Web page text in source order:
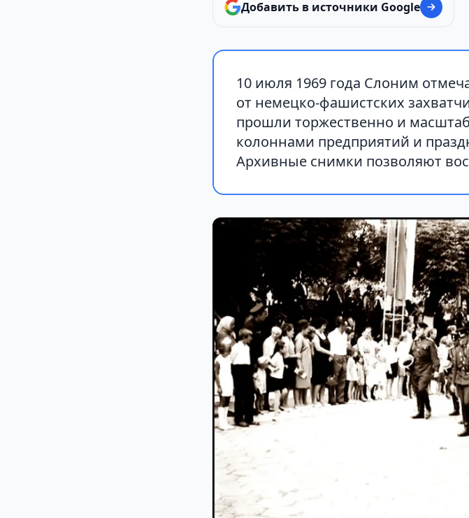
Добавить в источники Google
10 июля 1969 года Слоним
от немецко-фашистских
прошли торжественно и
колоннами предприятий и
Архивные снимки позволяют